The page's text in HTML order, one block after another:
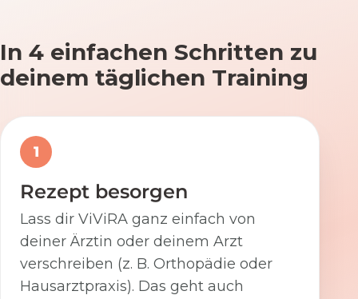
In 4 einfachen Schritten zu
deinem täglichen Training
1
Rezept besorgen
Lass dir ViViRA ganz einfach von
deiner Ärztin oder deinem Arzt
verschreiben (z. B. Orthopädie oder
Hausarztpraxis). Das geht auch